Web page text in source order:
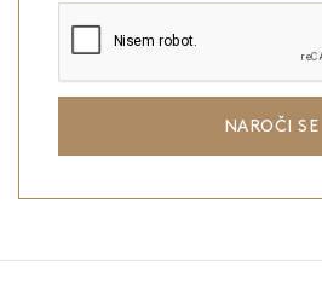
NAROČI SE